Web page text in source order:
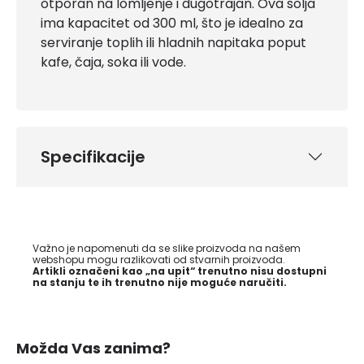
ima kapacitet od 300 ml, što je idealno za
serviranje toplih ili hladnih napitaka poput
kafe, čaja, soka ili vode.
Specifikacije
Važno je napomenuti da se slike proizvoda na našem
webshopu mogu razlikovati od stvarnih proizvoda.
Artikli označeni kao „na upit“ trenutno nisu dostupni
na stanju te ih trenutno nije moguće naručiti.
Možda Vas zanima?